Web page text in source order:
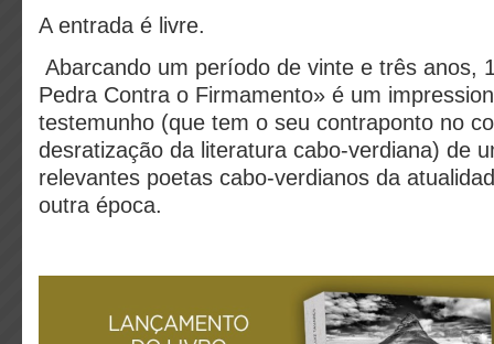
A entrada é livre.
Abarcando um período de vinte e três anos,
Pedra Contra o Firmamento» é um
testemunho (que tem o seu contraponto no
desratização da literatura cabo-verdiana) de
relevantes poetas cabo-verdianos da
outra época.